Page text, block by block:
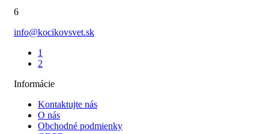
6
info@kocikovsvet.sk
1
2
Informácie
Kontaktujte nás
O nás
Obchodné podmienky